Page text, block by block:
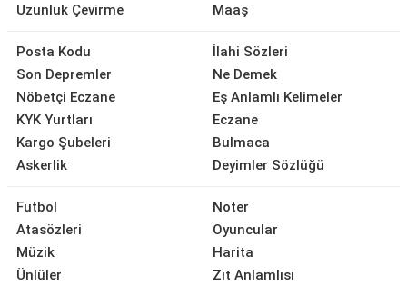
Uzunluk Çevirme
Maaş
Posta Kodu
Son Depremler
Nöbetçi Eczane
KYK Yurtları
Kargo Şubeleri
Askerlik
İlahi Sözleri
Ne Demek
Eş Anlamlı Kelimeler
Eczane
Bulmaca
Deyimler Sözlüğü
Futbol
Atasözleri
Müzik
Ünlüler
Noter
Oyuncular
Harita
Zıt Anlamlısı